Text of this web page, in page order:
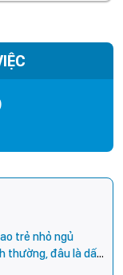
trẻ nhỏ ngủ
thường, đâu là dấu